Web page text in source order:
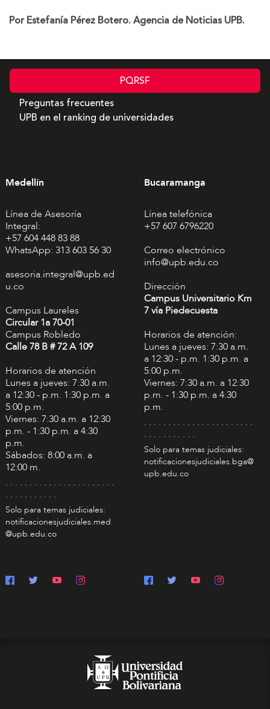
Por Estefanía Pérez Botero. Agencia de Noticias UPB.
PQRSF
Preguntas frecuentes
UPB en el ranking de universidades
Medellín
Línea de Asesoría
Integral:
+57 604 448 83 88
WhatsApp: 313 603 56 30
asesoria.integral@upb.ed
u.co
Campus Laureles
Circular 1a 70-01
Campus Robledo
Calle 78 B # 72 A 109
Horarios de atención
Lunes a jueves: 7:30 a.m.
a 12:30 - p.m. 1:30 p.m. a
5:00 p.m.
Viernes: 7:30 a.m. a 12:30
p.m. - 1:30 p.m. a 4:30
p.m.
Sábados: 8:00 a.m. a
12:00 m.
. . . . . . . . . . . . . . . . . . . . . . .
. . . . . . . . . . .
Solo para temas judiciales:
notificacionesjudiciales.med
@upb.edu.co
Bucaramanga
Línea telefónica
+57 607 6796220
Correo electrónico
info@upb.edu.co
Dirección
Campus Universitario Km
7 vía Piedecuesta
Horarios de atención:
Lunes a jueves: 7:30 a.m.
a 12:30 - p.m. 1:30 p.m. a
5:00 p.m.
Viernes: 7:30 a.m. a 12:30
p.m. - 1:30 p.m. a 4:30
p.m.
. . . . . . . . . . . . . . . . . . . . . . .
. . . . . . . . . . .
Solo para temas judiciales:
notificacionesjudiciales.bga@
upb.edu.co